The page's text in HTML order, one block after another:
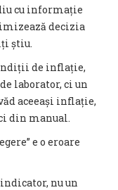
cu informație
decizia
știu.
de inflație,
laborator, ci un
aceeași inflație,
din manual.
e o eroare
nu un